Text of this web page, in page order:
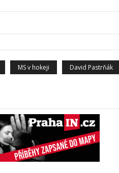
MS v hokeji David Pastrňák